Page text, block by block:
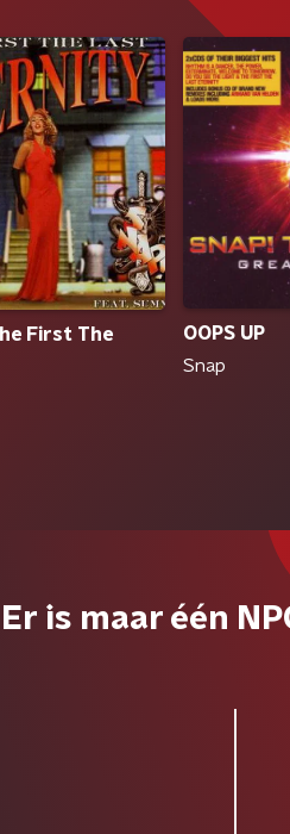
First The
OOPS UP
Snap
Er is maar één